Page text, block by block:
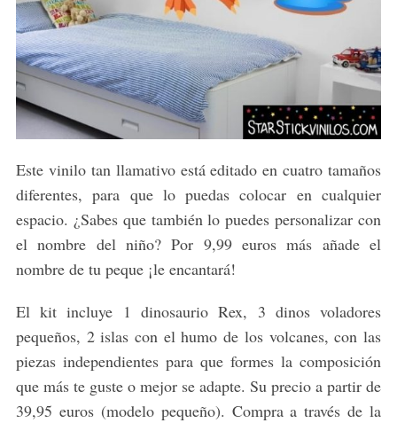
Este vinilo tan llamativo está editado en cuatro tamaños
diferentes, para que lo puedas colocar en cualquier
espacio. ¿Sabes que también lo puedes personalizar con
el nombre del niño? Por 9,99 euros más añade el
nombre de tu peque ¡le encantará!
El kit incluye 1 dinosaurio Rex, 3 dinos voladores
pequeños, 2 islas con el humo de los volcanes, con las
piezas independientes para que formes la composición
que más te guste o mejor se adapte. Su precio a partir de
39,95 euros (modelo pequeño). Compra a través de la